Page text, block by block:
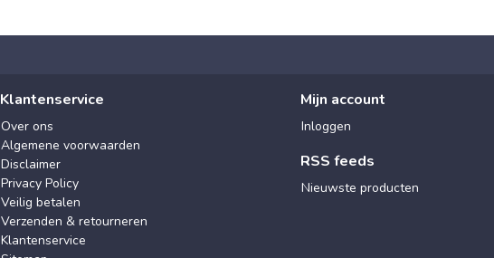
Klantenservice
Over ons
Algemene voorwaarden
Disclaimer
Privacy Policy
Veilig betalen
Verzenden & retourneren
Klantenservice
Mijn account
Inloggen
RSS feeds
Nieuwste producten